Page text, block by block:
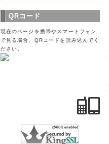
QRコード
現在のページを携帯やスマートフォン
で見る場合、QRコードを読み込んでく
ださい。